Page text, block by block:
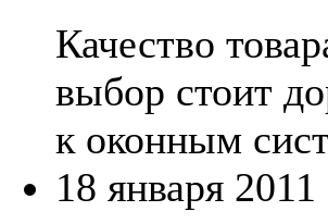
Качество
выбор стоит
к оконным
18 января 2011